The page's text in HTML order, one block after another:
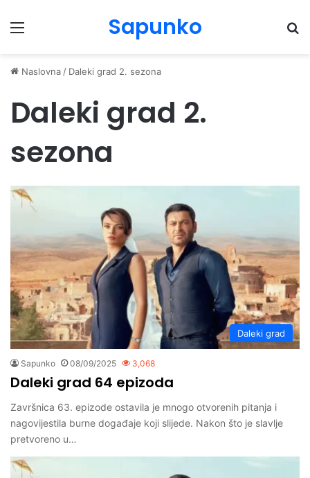
Menu Sapunko
Naslovna / Daleki grad 2. sezona
Daleki grad 2.
sezona
Daleki grad
Sapunko 08/09/2025 3,068
Daleki grad 64 epizoda
Završnica 63. epizode ostavila je mnogo otvorenih pitanja i
nagovijestila burne događaje koji slijede. Nakon što je slavlje
pretvoreno u…